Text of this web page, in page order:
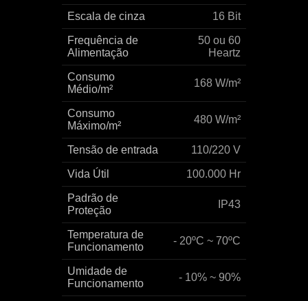
Escala de cinza 16 Bit
Frequência de
Alimentação
50 ou 60
Heartz
Consumo
Médio/m²
168 W/m²
Consumo
Máximo/m²
480 W/m²
Tensão de entrada 110/220 V
Vida Útil 100.000 Hr
Padrão de
Proteção
IP43
Temperatura de
Funcionamento
- 20ºC ~ 70ºC
Umidade de
Funcionamento
- 10% ~ 90%